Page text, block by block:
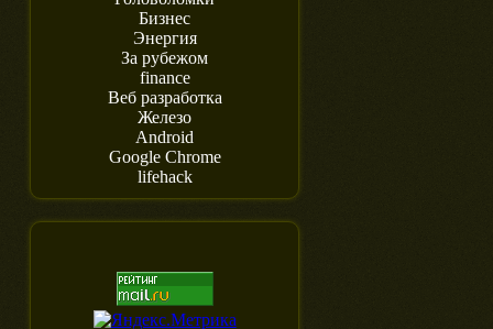
Бизнес
Энергия
За рубежом
finance
Веб разработка
Железо
Android
Google Chrome
lifehack